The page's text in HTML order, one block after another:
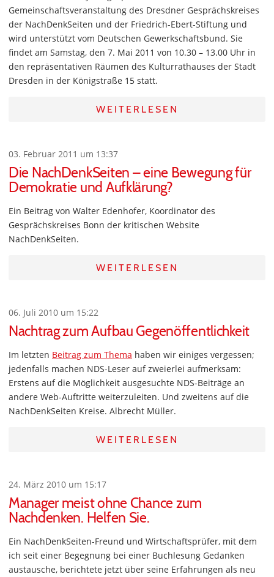
Gemeinschaftsveranstaltung des Dresdner Gesprächskreises
der NachDenkSeiten und der Friedrich-Ebert-Stiftung und
wird unterstützt vom Deutschen Gewerkschaftsbund. Sie
findet am Samstag, den 7. Mai 2011 von 10.30 – 13.00 Uhr in
den repräsentativen Räumen des Kulturrathauses der Stadt
Dresden in der Königstraße 15 statt.
WEITERLESEN
03. Februar 2011 um 13:37
Die NachDenkSeiten – eine Bewegung für
Demokratie und Aufklärung?
Ein Beitrag von Walter Edenhofer, Koordinator des
Gesprächskreises Bonn der kritischen Website
NachDenkSeiten.
WEITERLESEN
06. Juli 2010 um 15:22
Nachtrag zum Aufbau Gegenöffentlichkeit
Im letzten Beitrag zum Thema haben wir einiges vergessen;
jedenfalls machen NDS-Leser auf zweierlei aufmerksam:
Erstens auf die Möglichkeit ausgesuchte NDS-Beiträge an
andere Web-Auftritte weiterzuleiten. Und zweitens auf die
NachDenkSeiten Kreise. Albrecht Müller.
WEITERLESEN
24. März 2010 um 15:17
Manager meist ohne Chance zum
Nachdenken. Helfen Sie.
Ein NachDenkSeiten-Freund und Wirtschaftsprüfer, mit dem
ich seit einer Begegnung bei einer Buchlesung Gedanken
austausche, berichtete jetzt über seine Erfahrungen als neu